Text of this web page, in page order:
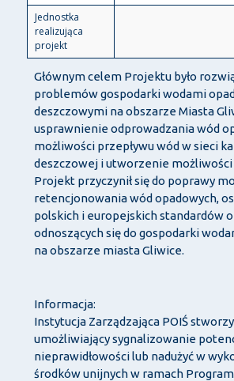
Jednostka
realizująca
projekt
Głównym celem Projektu było
problemów gospodarki wodami
deszczowymi na obszarze Miasta
usprawnienie odprowadzania wód
możliwości przepływu wód w sieci
deszczowej i utworzenie
Projekt przyczynił się do poprawy
retencjonowania wód opadowych,
polskich i europejskich standardów
odnoszących się do gospodarki
na obszarze miasta Gliwice.
Informacja:
Instytucja Zarządzająca POIŚ
umożliwiający sygnalizowanie
nieprawidłowości lub nadużyć w
środków unijnych w ramach